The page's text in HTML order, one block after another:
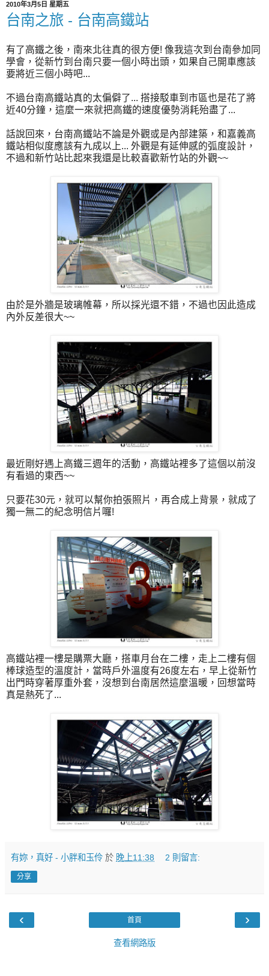
2010年3月5日 星期五
台南之旅 - 台南高鐵站
有了高鐵之後，南來北往真的很方便! 像我這次到台南參加同
學會，從新竹到台南只要一個小時出頭，如果自己開車應該
要將近三個小時吧...
不過台南高鐵站真的太偏僻了... 搭接駁車到市區也是花了將
近40分鐘，這麼一來就把高鐵的速度優勢消耗殆盡了...
話說回來，台南高鐵站不論是外觀或是內部建築，和嘉義高
鐵站相似度應該有九成以上... 外觀是有延伸感的弧度設計，
不過和新竹站比起來我還是比較喜歡新竹站的外觀~~
由於是外牆是玻璃帷幕，所以採光還不錯，不過也因此造成
內外反差很大~~
最近剛好遇上高鐵三週年的活動，高鐵站裡多了這個以前沒
有看過的東西~~
只要花30元，就可以幫你拍張照片，再合成上背景，就成了
獨一無二的紀念明信片囉!
高鐵站裡一樓是購票大廳，搭車月台在二樓，走上二樓有個
棒球造型的溫度計，當時戶外溫度有26度左右，早上從新竹
出門時穿著厚重外套，沒想到台南居然這麼溫暖，回想當時
真是熱死了...
有妳，真好 - 小胖和玉伶 於 晚上11:38 2 則留言:
分享
‹ ›
首頁
查看網路版